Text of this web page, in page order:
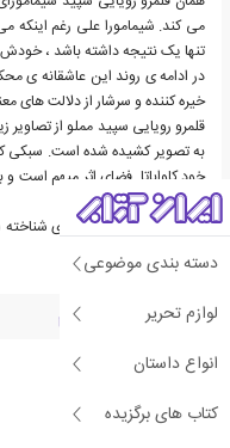
دسته بندی موضوعی
لوازم تحریر
انواع داستان
کتاب های برگزیده
می کند. شیمامورا علی رغم اینکه
تنها یک نتیجه داشته باشد ، خودش
در ادامه ی روند این عاشقانه ی
خیره کننده و سرشار از دلالت های
قلمرو رویایی سپید مملو از
به تصویر کشیده شده است. سبکی که
خود کاواباتا. فضای اثر مبهم
را تصویر می کند.
از دیگر آثار این نویسنده ی
درباره یاسوناری کاواباتا